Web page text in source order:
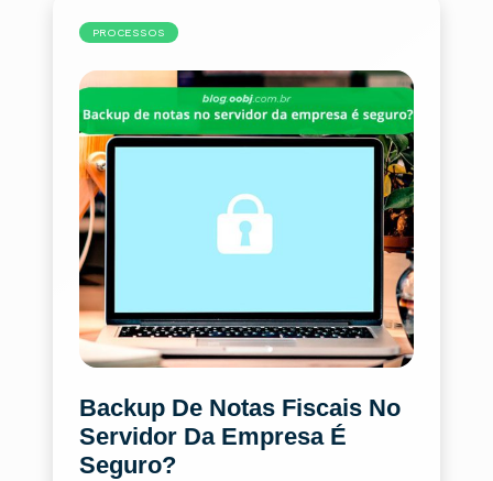
PROCESSOS
Backup De Notas Fiscais No
Servidor Da Empresa É
Seguro?